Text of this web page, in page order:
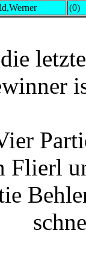
(0)
Flierl